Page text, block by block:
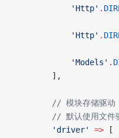
            'Http'
.
            'Http'
.
            'Models'
.
        ],
        // 模块存储驱动
// 默认使用文件
        'driver'
=> [